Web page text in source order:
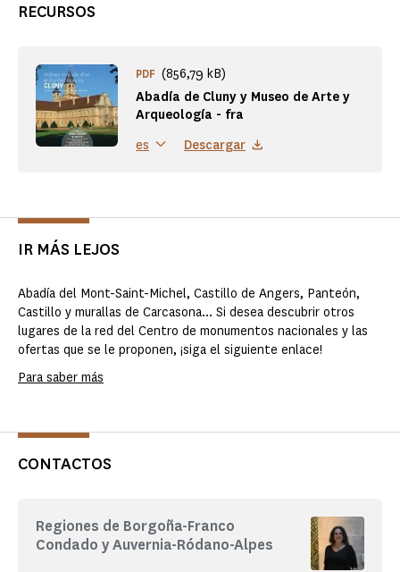
RECURSOS
Abadía de Cluny y Museo de Arte y
Arqueología - fra
PDF (856,79 kB)
es Descargar
IR MÁS LEJOS
Abadía del Mont-Saint-Michel, Castillo de Angers, Panteón,
Castillo y murallas de Carcasona... Si desea descubrir otros
lugares de la red del Centro de monumentos nacionales y las
ofertas que se le proponen, ¡siga el siguiente enlace!
Para saber más
CONTACTOS
Regiones de Borgoña-Franco
Condado y Auvernia-Ródano-Alpes